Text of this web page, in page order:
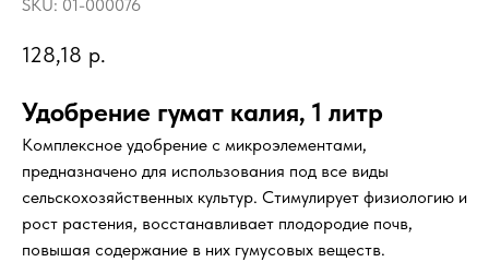
SKU: 01-000076
128,18 р.
Удобрение гумат калия, 1 литр
Комплексное удобрение с микроэлементами,
предназначено для использования под все виды
сельскохозяйственных культур. Стимулирует физиологию и
рост растения, восстанавливает плодородие почв,
повышая содержание в них гумусовых веществ.